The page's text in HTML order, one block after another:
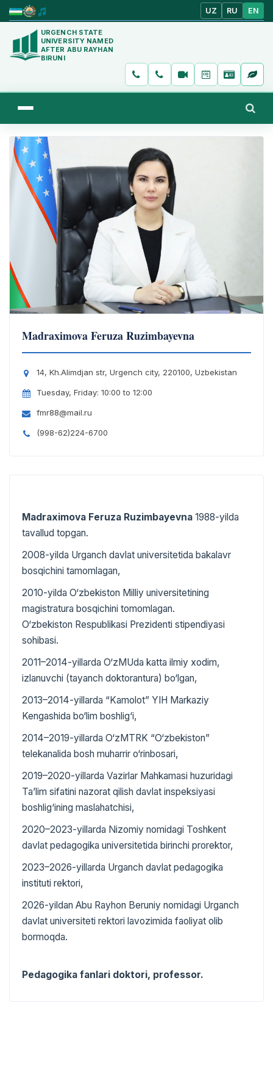
UZ RU EN
URGENCH STATE
UNIVERSITY NAMED
AFTER ABU RAYHAN
BIRUNI
Madraximova Feruza Ruzimbayevna
14, Kh.Alimdjan str, Urgench city, 220100, Uzbekistan
Tuesday, Friday: 10:00 to 12:00
fmr88@mail.ru
(998-62)224-6700
Madraximova Feruza Ruzimbayevna 1988-yilda
tavallud topgan.
2008-yilda Urganch davlat universitetida bakalavr
bosqichini tamomlagan,
2010-yilda O‘zbekiston Milliy universitetining
magistratura bosqichini tomomlagan.
O‘zbekiston Respublikasi Prezidenti stipendiyasi
sohibasi.
2011–2014-yillarda O‘zMUda katta ilmiy xodim,
izlanuvchi (tayanch doktorantura) bo‘lgan,
2013–2014-yillarda “Kamolot” YIH Markaziy
Kengashida bo‘lim boshlig‘i,
2014–2019-yillarda O‘zMTRK “O‘zbekiston”
telekanalida bosh muharrir o‘rinbosari,
2019–2020-yillarda Vazirlar Mahkamasi huzuridagi
Ta’lim sifatini nazorat qilish davlat inspeksiyasi
boshlig‘ining maslahatchisi,
2020–2023-yillarda Nizomiy nomidagi Toshkent
davlat pedagogika universitetida birinchi prorektor,
2023–2026-yillarda Urganch davlat pedagogika
instituti rektori,
2026-yildan Abu Rayhon Beruniy nomidagi Urganch
davlat universiteti rektori lavozimida faoliyat olib
bormoqda.
Pedagogika fanlari doktori, professor.